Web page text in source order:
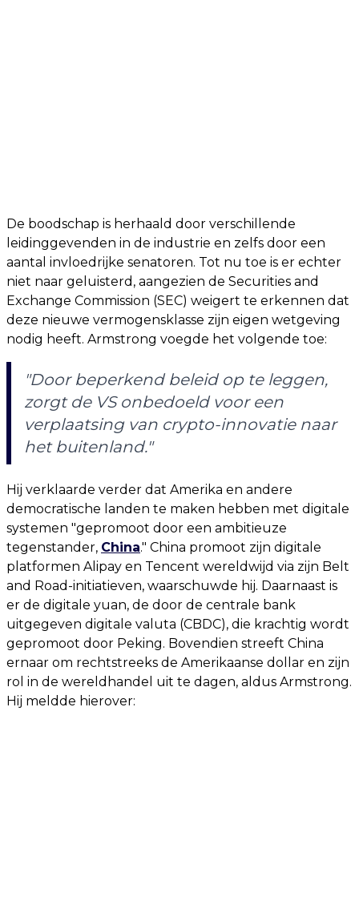
De boodschap is herhaald door verschillende
leidinggevenden in de industrie en zelfs door een
aantal invloedrijke senatoren. Tot nu toe is er echter
niet naar geluisterd, aangezien de Securities and
Exchange Commission (SEC) weigert te erkennen dat
deze nieuwe vermogensklasse zijn eigen wetgeving
nodig heeft. Armstrong voegde het volgende toe:
"Door beperkend beleid op te leggen,
zorgt de VS onbedoeld voor een
verplaatsing van crypto-innovatie naar
het buitenland."
Hij verklaarde verder dat Amerika en andere
democratische landen te maken hebben met digitale
systemen "gepromoot door een ambitieuze
tegenstander, China." China promoot zijn digitale
platformen Alipay en Tencent wereldwijd via zijn Belt
and Road-initiatieven, waarschuwde hij. Daarnaast is
er de digitale yuan, de door de centrale bank
uitgegeven digitale valuta (CBDC), die krachtig wordt
gepromoot door Peking. Bovendien streeft China
ernaar om rechtstreeks de Amerikaanse dollar en zijn
rol in de wereldhandel uit te dagen, aldus Armstrong.
Hij meldde hierover: